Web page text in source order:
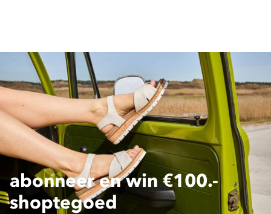
abonneer en win €100.-
shoptegoed